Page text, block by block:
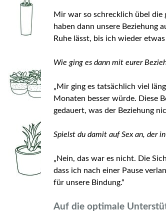
Mir war so schrecklich übel die
haben dann unsere Beziehung
Ruhe lässt, bis ich wieder
Wie ging es dann mit eurer
„Mir ging es tatsächlich viel
Monaten besser würde. Diese
gedauert, was der Beziehung
Spielst du damit auf Sex an, der
„Nein, das war es nicht. Die
dass ich nach einer Pause
für unsere Bindung.“
Auf die optimale